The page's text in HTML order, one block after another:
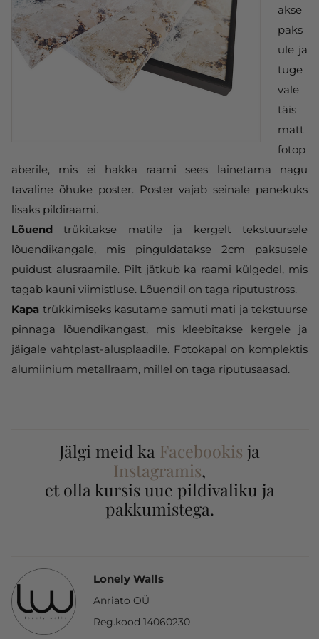
akse
paks
ule ja
tuge
vale
täis
matt
fotop
aberile, mis ei hakka raami sees lainetama nagu
tavaline õhuke poster. Poster vajab seinale panekuks
lisaks pildiraami.
Lõuend trükitakse matile ja kergelt tekstuursele
lõuendikangale, mis pinguldatakse 2cm paksusele
puidust alusraamile. Pilt jätkub ka raami külgedel, mis
tagab kauni viimistluse. Lõuendil on taga riputustross.
Kapa trükkimiseks kasutame samuti mati ja tekstuurse
pinnaga lõuendikangast, mis kleebitakse kergele ja
jäigale vahtplast-alusplaadile. Fotokapal on komplektis
alumiinium metallraam, millel on taga riputusaasad.
Jälgi meid ka Facebookis ja
Instagramis,
et olla kursis uue pildivaliku ja
pakkumistega.
Lonely Walls
Anriato OÜ
Reg.kood 14060230